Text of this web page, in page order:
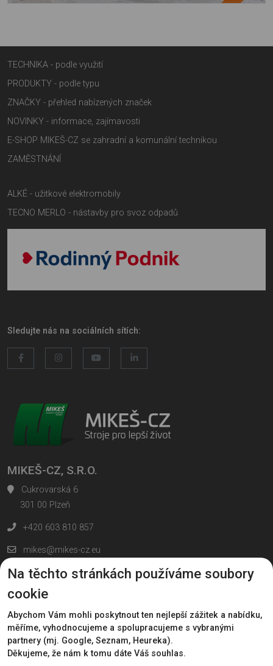
TECHNIKA - podle využití
PRODUKTY - podle typu
ZNAČKY - přehled nabízených značek
NOVINKY - informace, zajímavosti
E-SHOP MIKEŠ-CZ se zahradní a komunální technikou
ZAMĚSTNÁNÍ
ALKÉ - užitkové elektromobily
TECNO MERLO - nástavby pro svoz odpadů
Sledujte nás na sociálních sítích:
MIKEŠ-CZ, S.R.O.
Cukrovarská 6
301 00 Plzeň
+420 603 810 857
mikes@mikes-cz.eu
Nahoru
© MIKEŠ-CZ, s.r.o.
Formuláře chráněny službou reCAPTCHA -Ochrana soukromí
Smluvní podmínky
Na těchto stránkách používáme soubory
cookie
Abychom Vám mohli poskytnout ten nejlepší zážitek a nabídku,
měříme, vyhodnocujeme a spolupracujeme s vybranými
partnery (mj. Google, Seznam, Heureka).
Děkujeme, že nám k tomu dáte Váš souhlas.